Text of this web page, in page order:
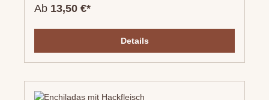
Ab 13,50 €*
Details